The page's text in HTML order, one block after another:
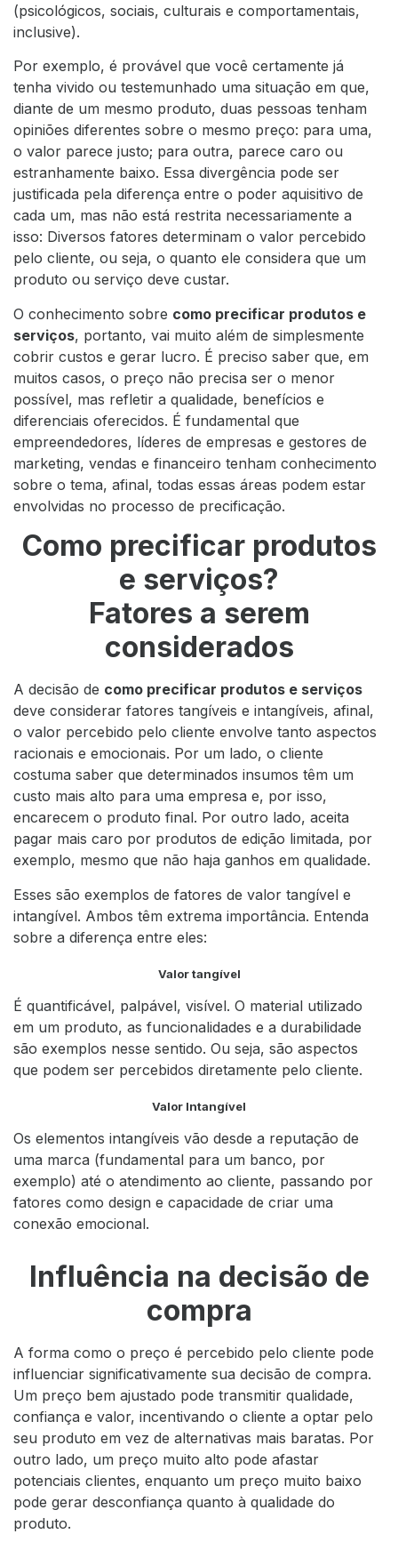
(psicológicos, sociais, culturais e comportamentais,
inclusive).
Por exemplo, é provável que você certamente já
tenha vivido ou testemunhado uma situação em que,
diante de um mesmo produto, duas pessoas tenham
opiniões diferentes sobre o mesmo preço: para uma,
o valor parece justo; para outra, parece caro ou
estranhamente baixo. Essa divergência pode ser
justificada pela diferença entre o poder aquisitivo de
cada um, mas não está restrita necessariamente a
isso: Diversos fatores determinam o valor percebido
pelo cliente, ou seja, o quanto ele considera que um
produto ou serviço deve custar.
O conhecimento sobre como precificar produtos e
serviços, portanto, vai muito além de simplesmente
cobrir custos e gerar lucro. É preciso saber que, em
muitos casos, o preço não precisa ser o menor
possível, mas refletir a qualidade, benefícios e
diferenciais oferecidos. É fundamental que
empreendedores, líderes de empresas e gestores de
marketing, vendas e financeiro tenham conhecimento
sobre o tema, afinal, todas essas áreas podem estar
envolvidas no processo de precificação.
Como precificar produtos
e serviços?
Fatores a serem
considerados
A decisão de como precificar produtos e serviços
deve considerar fatores tangíveis e intangíveis, afinal,
o valor percebido pelo cliente envolve tanto aspectos
racionais e emocionais. Por um lado, o cliente
costuma saber que determinados insumos têm um
custo mais alto para uma empresa e, por isso,
encarecem o produto final. Por outro lado, aceita
pagar mais caro por produtos de edição limitada, por
exemplo, mesmo que não haja ganhos em qualidade.
Esses são exemplos de fatores de valor tangível e
intangível. Ambos têm extrema importância. Entenda
sobre a diferença entre eles:
Valor tangível
É quantificável, palpável, visível. O material utilizado
em um produto, as funcionalidades e a durabilidade
são exemplos nesse sentido. Ou seja, são aspectos
que podem ser percebidos diretamente pelo cliente.
Valor Intangível
Os elementos intangíveis vão desde a reputação de
uma marca (fundamental para um banco, por
exemplo) até o atendimento ao cliente, passando por
fatores como design e capacidade de criar uma
conexão emocional.
Influência na decisão de
compra
A forma como o preço é percebido pelo cliente pode
influenciar significativamente sua decisão de compra.
Um preço bem ajustado pode transmitir qualidade,
confiança e valor, incentivando o cliente a optar pelo
seu produto em vez de alternativas mais baratas. Por
outro lado, um preço muito alto pode afastar
potenciais clientes, enquanto um preço muito baixo
pode gerar desconfiança quanto à qualidade do
produto.